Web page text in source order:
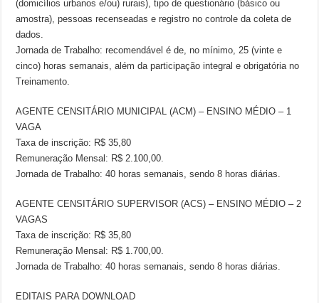
(domicílios urbanos e/ou) rurais), tipo de questionário (básico ou
amostra), pessoas recenseadas e registro no controle da coleta de
dados.
Jornada de Trabalho: recomendável é de, no mínimo, 25 (vinte e
cinco) horas semanais, além da participação integral e obrigatória no
Treinamento.
AGENTE CENSITÁRIO MUNICIPAL (ACM) – ENSINO MÉDIO – 1
VAGA
Taxa de inscrição: R$ 35,80
Remuneração Mensal: R$ 2.100,00.
Jornada de Trabalho: 40 horas semanais, sendo 8 horas diárias.
AGENTE CENSITÁRIO SUPERVISOR (ACS) – ENSINO MÉDIO – 2
VAGAS
Taxa de inscrição: R$ 35,80
Remuneração Mensal: R$ 1.700,00.
Jornada de Trabalho: 40 horas semanais, sendo 8 horas diárias.
EDITAIS PARA DOWNLOAD